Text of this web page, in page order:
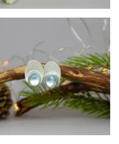
$289.080